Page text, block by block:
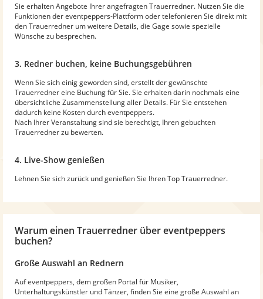
Sie erhalten Angebote Ihrer angefragten Trauerredner. Nutzen Sie die
Funktionen der eventpeppers-Plattform oder telefonieren Sie direkt mit
den Trauerredner um weitere Details, die Gage sowie spezielle
Wünsche zu besprechen.
3. Redner buchen, keine Buchungsgebühren
Wenn Sie sich einig geworden sind, erstellt der gewünschte
Trauerredner eine Buchung für Sie. Sie erhalten darin nochmals eine
übersichtliche Zusammenstellung aller Details. Für Sie entstehen
dadurch keine Kosten durch eventpeppers.
Nach Ihrer Veranstaltung sind sie berechtigt, Ihren gebuchten
Trauerredner zu bewerten.
4. Live-Show genießen
Lehnen Sie sich zurück und genießen Sie Ihren Top Trauerredner.
Warum einen Trauerredner über eventpeppers
buchen?
Große Auswahl an Rednern
Auf eventpeppers, dem großen Portal für Musiker,
Unterhaltungskünstler und Tänzer, finden Sie eine große Auswahl an